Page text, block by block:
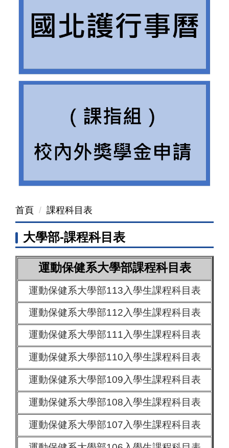
首頁 課程科目表
大學部-課程科目表
運動保健系大學部課程科目表
運動保健系大學部113入學生課程科目表
運動保健系大學部112入學生課程科目表
運動保健系大學部111入學生課程科目表
運動保健系大學部110入學生課程科目表
運動保健系大學部109入學生課程科目表
運動保健系大學部108入學生課程科目表
運動保健系大學部107入學生課程科目表